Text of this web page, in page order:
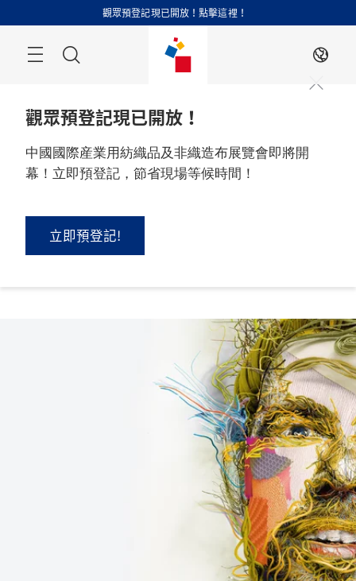
過
觀眾預登記現已開放！點擊這裡！
ZH
觀眾預登記現已開放！
中國國際産業用紡織品及非織造布展覽會即將開
幕！立即預登記，節省現場等候時間！
立即預登記!
2026 年 9 月 1 - 3 日